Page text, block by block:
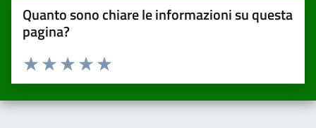
Quanto sono chiare le informazioni su questa
pagina?
Valuta da 1 a 5 stelle la pagina
Valuta 5 stelle su 5
Valuta 4 stelle su 5
Valuta 3 stelle su 5
Valuta 2 stelle su 5
Valuta una stella su 5